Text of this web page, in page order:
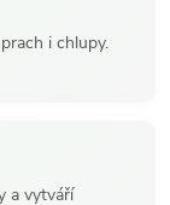
i chlupy.
a vytváří